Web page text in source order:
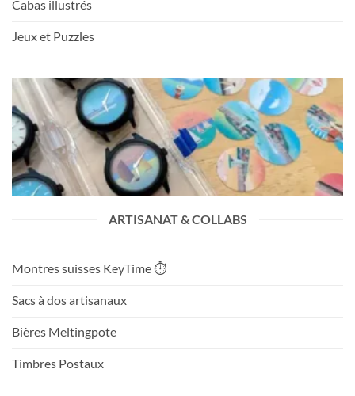
Cabas illustrés
Jeux et Puzzles
ARTISANAT & COLLABS
Montres suisses KeyTime ⏱️
Sacs à dos artisanaux
Bières Meltingpote
Timbres Postaux